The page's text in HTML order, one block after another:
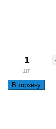
шт
В корзину